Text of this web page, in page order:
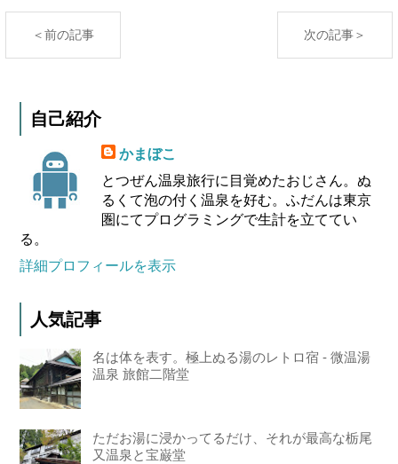
＜前の記事 次の記事＞
自己紹介
かまぼこ
とつぜん温泉旅行に目覚めたおじさん。ぬ
るくて泡の付く温泉を好む。ふだんは東京
圏にてプログラミングで生計を立ててい
る。
詳細プロフィールを表示
人気記事
名は体を表す。極上ぬる湯のレトロ宿 - 微温湯
温泉 旅館二階堂
ただお湯に浸かってるだけ、それが最高な栃尾
又温泉と宝巌堂